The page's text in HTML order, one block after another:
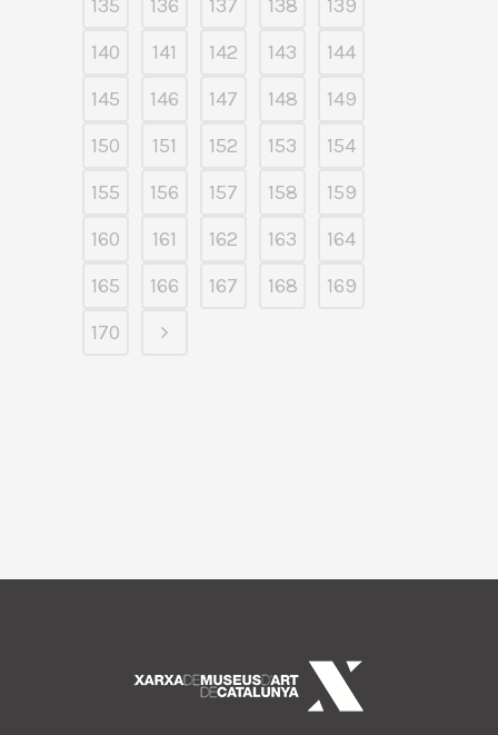
135
136 137 138
139
140
141 142 143
144
145
146 147 148
149
150
151 152 153
154
155
156 157 158
159
160
161 162 163
164
165
166 167 168
169
170